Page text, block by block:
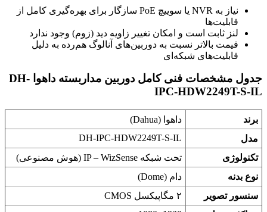
نیاز به NVR یا سوییچ PoE سازگار برای بهره‌گیری کامل از
قابلیت‌ها
لنز ثابت است و امکان تغییر زاویه دید (زوم) وجود ندارد
قیمت بالاتر نسبت به دوربین‌های آنالوگ هم‌رده به دلیل
قابلیت‌های شبکه‌ای
جدول مشخصات فنی کامل دوربین مداربسته داهوا DH-
IPC-HDW2249T-S-IL
برند
داهوا (Dahua)
مدل
DH-IPC-HDW2249T-S-IL
تکنولوژی
تحت شبکه IP – WizSense (هوش مصنوعی)
نوع بدنه
دام (Dome)
سنسور تصویر
۲ مگاپیکسل CMOS